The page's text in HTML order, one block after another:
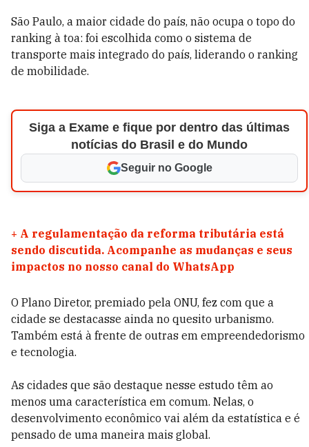
São Paulo, a maior cidade do país, não ocupa o topo do
ranking à toa: foi escolhida como o sistema de
transporte mais integrado do país, liderando o ranking
de mobilidade.
Siga a Exame e fique por dentro das últimas
notícias do Brasil e do Mundo
Seguir no Google
+ A regulamentação da reforma tributária está
sendo discutida. Acompanhe as mudanças e seus
impactos no nosso canal do WhatsApp
O Plano Diretor, premiado pela ONU, fez com que a
cidade se destacasse ainda no quesito urbanismo.
Também está à frente de outras em empreendedorismo
e tecnologia.
As cidades que são destaque nesse estudo têm ao
menos uma característica em comum. Nelas, o
desenvolvimento econômico vai além da estatística e é
pensado de uma maneira mais global.